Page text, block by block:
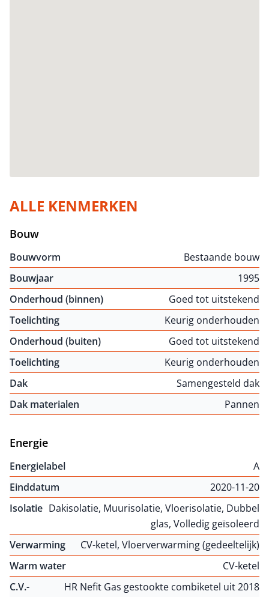
ALLE KENMERKEN
Bouw
Bouwvorm
Bestaande bouw
Bouwjaar
1995
Onderhoud (binnen)
Goed tot uitstekend
Toelichting
Keurig onderhouden
Onderhoud (buiten)
Goed tot uitstekend
Toelichting
Keurig onderhouden
Dak
Samengesteld dak
Dak materialen
Pannen
Energie
Energielabel
A
Einddatum
2020-11-20
Isolatie Dakisolatie, Muurisolatie, Vloerisolatie, Dubbel
glas, Volledig geïsoleerd
Verwarming
CV-ketel, Vloerverwarming (gedeeltelijk)
Warm water
CV-ketel
C.V.-
HR Nefit Gas gestookte combiketel uit 2018